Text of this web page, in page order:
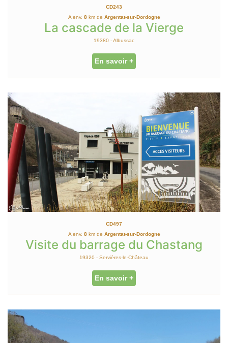
CD243
A env. 8km de Argentat-sur-Dordogne
La cascade de la Vierge
19380 - Albussac
En savoir +
CD497
A env. 8km de Argentat-sur-Dordogne
Visite du barrage du Chastang
19320 - Servières-le-Château
En savoir +